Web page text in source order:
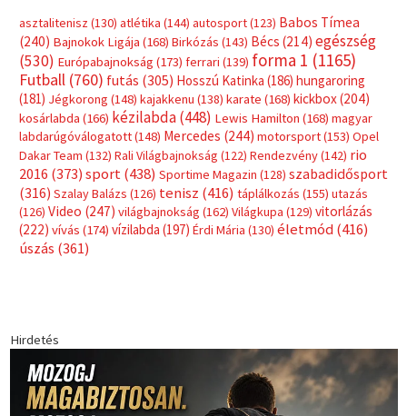
asztalitenisz (130) atlétika (144) autosport(123) Babos Tímea
(240) Bajnokok Ligája (168) Birkózás (143) Bécs (214) egészség
(530) Európabajnokság (173) ferrari (139) forma 1 (1165)
Futball (760) futás (305) Hosszú Katinka (186) hungaroring
(181) Jégkorong (148) kajakkenu (138) karate (168) kickbox(204)
kosárlabda (166) kézilabda(448) Lewis Hamilton (168) magyar
labdarúgóválogatott(148) Mercedes (244) motorsport(153) Opel
Dakar Team (132) Rali Világbajnokság (122) Rendezvény(142) rio
2016 (373) sport(438) Sportime Magazin (128) szabadidősport
(316) Szalay Balázs (126) tenisz (416) táplálkozás (155) utazás
(126) Video (247) világbajnokság (162) Világkupa (129) vitorlázás
(222) vívás (174) vízilabda (197) Érdi Mária (130) életmód(416)
úszás (361)
Hirdetés